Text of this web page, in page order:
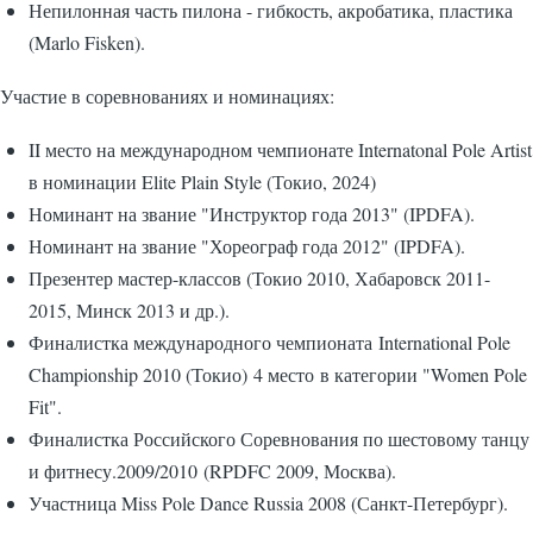
Непилонная часть пилона - гибкость, акробатика, пластика
(Marlo Fisken)​.
Участие в соревнованиях и номинациях:
II место на международном чемпионате Internatonal Pole Artist
в номинации Elite Plain Style (Токио, 2024)
Номинант на звание "Инструктор года 2013" (IPDFA).
Номинант на звание "Хореограф года 2012" (IPDFA).
Презентер мастер-классов (Токио 2010, Хабаровск 2011-
2015, Минск 2013 и др.).
Финалистка международного чемпионата International Pole
Championship 2010 (Токио) 4 место в категории "Women Pole
Fit".
Финалистка Российского Соревнования по шестовому танцу
и фитнесу.2009/2010 (RPDFC 2009, Москва).
Участница Miss Pole Dance Russia 2008 (Санкт-Петербург).